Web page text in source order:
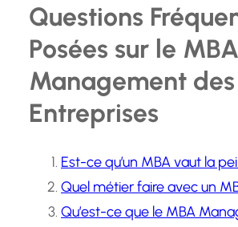
Questions
Posées sur le
Management des
Entreprises
Est-ce qu’un MBA vaut la
Quel métier faire avec un
Qu’est-ce que le MBA